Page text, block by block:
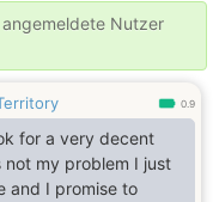
Nutzer
0.9
for a very decent
not my problem I just
and I promise to